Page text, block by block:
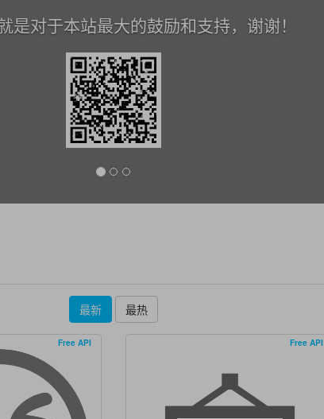
是对于本站最大的鼓励和支持，谢谢！
最新 最热
Free API Free API